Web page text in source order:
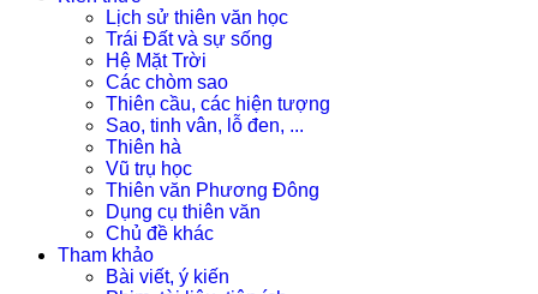
Lịch sử thiên văn học
Trái Đất và sự sống
Hệ Mặt Trời
Các chòm sao
Thiên cầu, các hiện tượng
Sao, tinh vân, lỗ đen, ...
Thiên hà
Vũ trụ học
Thiên văn Phương Đông
Dụng cụ thiên văn
Chủ đề khác
Tham khảo
Bài viết, ý kiến